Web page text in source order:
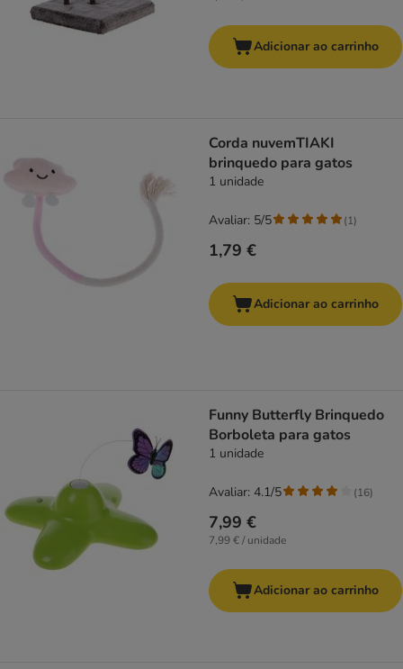
Adicionar ao carrinho
Corda nuvemTIAKI
brinquedo para gatos
1 unidade
1,79 €
Avaliar: 5/5 (1)
Adicionar ao carrinho
Funny Butterfly Brinquedo
Borboleta para gatos
1 unidade
7,99 €
7,99 € / unidade
Avaliar: 4.1/5 (16)
Adicionar ao carrinho